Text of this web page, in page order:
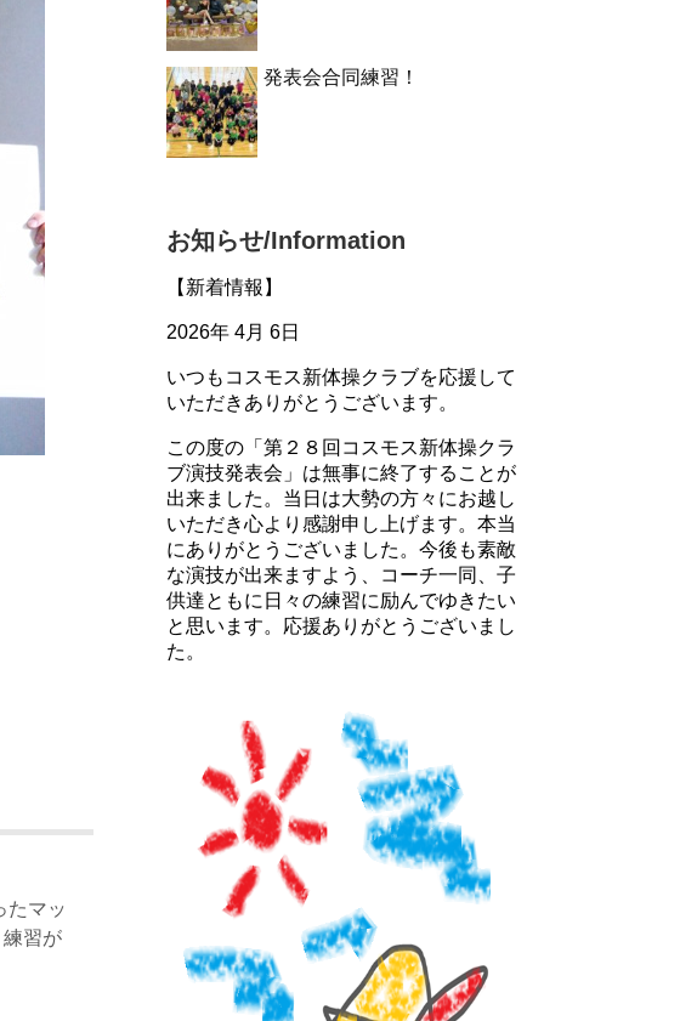
たマッ
習が
発表会合同練習！
お知らせ/Information
【新着情報】
2026年 4月 6日
いつもコスモス新体操クラブを応援して
いただきありがとうございます。
この度の「第２８回コスモス新体操クラ
ブ演技発表会」は無事に終了することが
出来ました。当日は大勢の方々にお越し
いただき心より感謝申し上げます。本当
にありがとうございました。今後も素敵
な演技が出来ますよう、コーチ一同、子
供達ともに日々の練習に励んでゆきたい
と思います。応援ありがとうございまし
た。